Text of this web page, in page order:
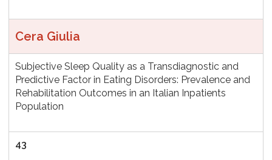
Cera Giulia
Subjective Sleep Quality as a Transdiagnostic and
Predictive Factor in Eating Disorders: Prevalence and
Rehabilitation Outcomes in an Italian Inpatients
Population
43